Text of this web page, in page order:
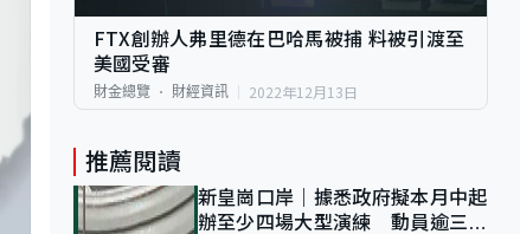
FTX創辦人弗里德在巴哈馬被捕 料被引渡至
美國受審
財金總覽 財經資訊 2022年12月13日
推薦閱讀
新皇崗口岸｜據悉政府擬本月中起
辦至少四場大型演練 動員逾三萬